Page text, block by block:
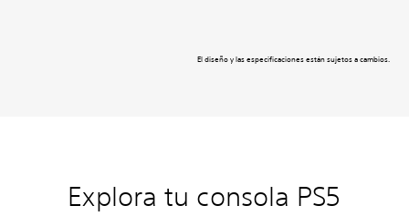
El diseño y las especificaciones están sujetos a cambios.
Explora tu consola PS5